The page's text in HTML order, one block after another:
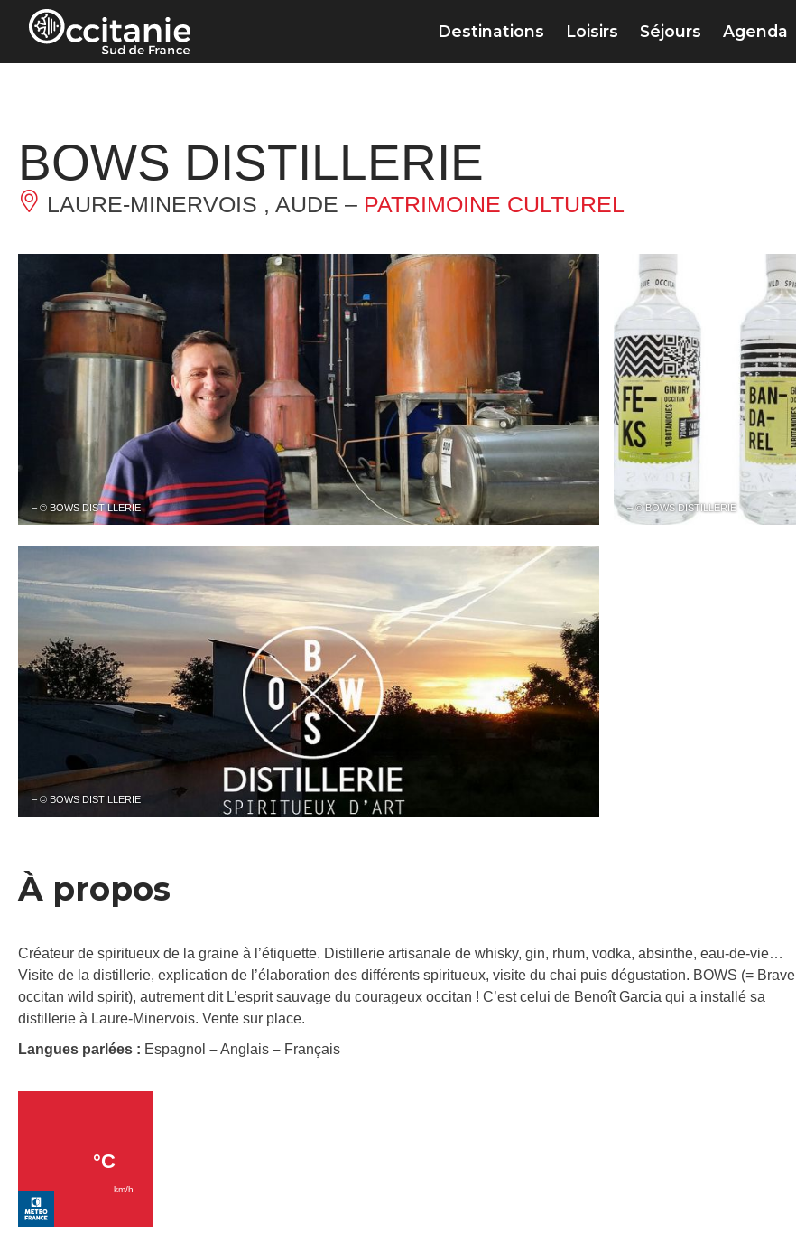
Panneau de gestion des cookies
Destinations Loisirs Séjours Agenda
BOWS DISTILLERIE
LAURE-MINERVOIS , AUDE – PATRIMOINE CULTUREL
– © BOWS DISTILLERIE – © BOWS DISTILLERIE
– © BOWS DISTILLERIE
À propos
Créateur de spiritueux de la graine à l’étiquette. Distillerie artisanale de whisky, gin, rhum, vodka, absinthe, eau-de-vie…
Visite de la distillerie, explication de l’élaboration des différents spiritueux, visite du chai puis dégustation. BOWS (= Brave
occitan wild spirit), autrement dit L’esprit sauvage du courageux occitan ! C’est celui de Benoît Garcia qui a installé sa
distillerie à Laure-Minervois. Vente sur place.
Langues parlées : Espagnol –Anglais – Français